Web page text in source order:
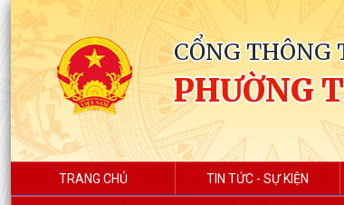
CỔNG
PHƯỜNG
TRANG CHỦ TIN TỨC - SỰ KIỆN